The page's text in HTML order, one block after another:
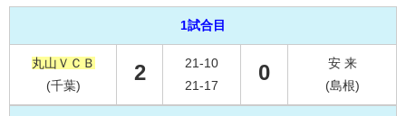
1試合目
丸山ＶＣＢ
(千葉)
2
21-10
21-17
0
安 来
(島根)